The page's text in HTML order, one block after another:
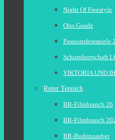
Night Of Freestyle
Oiss Guade
Passionsfestspiele
Schirmherrschaft
VIKTORIA UND
Roter Teppich
BR-Filmbranch 26
BR-Filmbranch
BR-Budenzauber